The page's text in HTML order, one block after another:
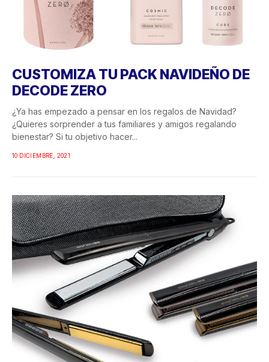
CUSTOMIZA TU PACK NAVIDEÑO DE
DECODE ZERO
¿Ya has empezado a pensar en los regalos de Navidad?
¿Quieres sorprender a tus familiares y amigos regalando
bienestar? Si tu objetivo hacer...
10 DICIEMBRE, 2021